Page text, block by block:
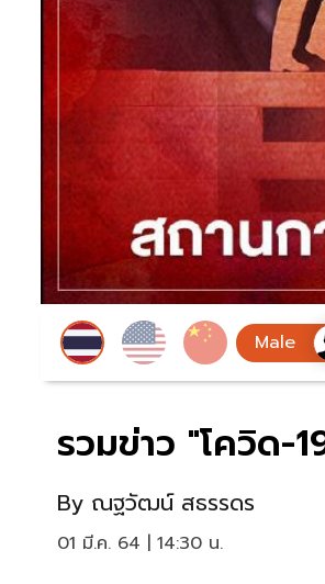
รวมข่าว "โควิด-
By ณฐวัฒน์ สธรรดร
01 มี.ค. 64 | 14:30 น.